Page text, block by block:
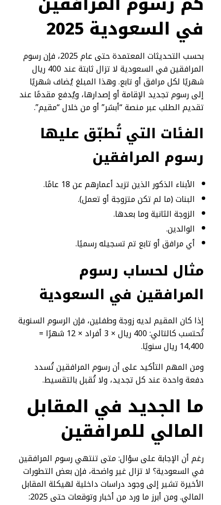
في السعودية 2025
بحسب التحديثات المعتمدة حتى عام 2025، فإن رسوم
المرافقين في السعودية لا تزال ثابتة عند 400 ريال
شهريًا لكل مرافق أو تابع. وهذا المبلغ يُضاف شهريًا
إلى رسوم تجديد الإقامة أو إصدارها، ويُدفع مقدمًا عند
تقديم الطلب عبر منصة “أبشر” أو من خلال “مقيم”.
الفئات التي تُطبّق عليها
رسوم المرافقين
الأبناء الذكور الذين تزيد أعمارهم عن 18 عامًا.
البنات (ما لم تكن متزوجة أو تعمل).
الزوجة الثانية وما بعدها.
الوالدين.
أي مرافق أو تابع تم تسجيله رسميًا.
مثال لحساب رسوم
المرافقين في السعودية
إذا كان المقيم لديه زوجة وطفلين، فإن الرسوم السنوية
تُحتسب كالتالي: 400 ريال × 3 أفراد × 12 شهرًا =
14,400 ريال سنويًا.
ومن المهم التأكيد على أن رسوم المرافقين تُسدد
دفعة واحدة عند كل تجديد، ولا تُقبل بالتقسيط.
ما الجديد في المقابل
المالي للمرافقين
رغم أن الإجابة على سؤال: متى تنتهي رسوم المرافقين
في السعودية؟ لا تزال غير واضحة، فإن بعض التطورات
الأخيرة تشير إلى وجود دراسات داخلية لهيكلة المقابل
المالي. ومن أبرز ما ورد من أخبار وتوقعات حتى 2025: